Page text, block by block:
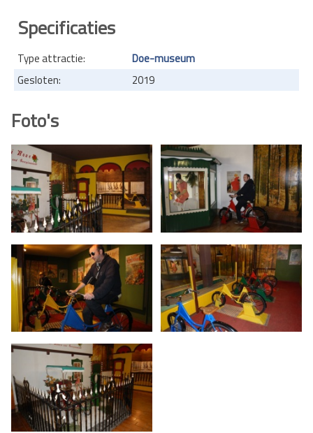
Specificaties
Type attractie:
Doe-museum
Gesloten:
2019
Foto's